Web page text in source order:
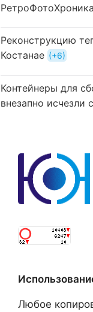
Реконструкцию
Костанае
+6
Контейнеры для
внезапно исчезли
Любое